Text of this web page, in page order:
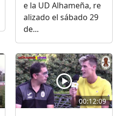
e la UD Alhameña, re
alizado el sábado 29
de...
00:12:09